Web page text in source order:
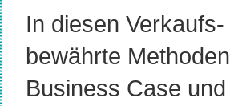
In diesen
bewährte
Business Case